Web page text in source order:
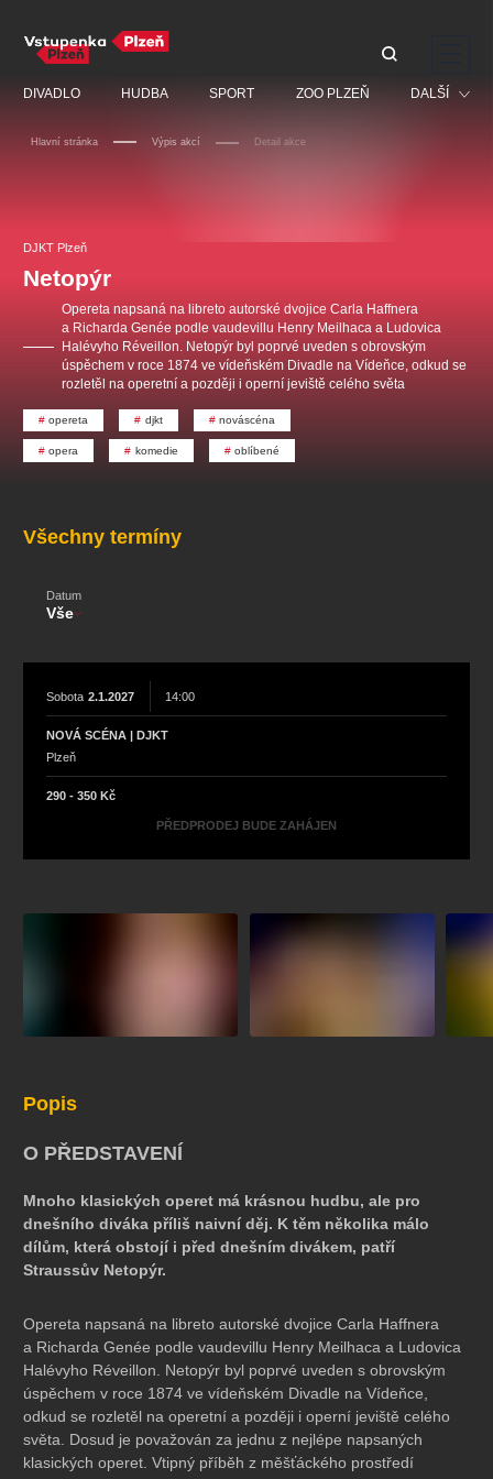
DIVADLO HUDBA SPORT ZOO PLZEŇ DALŠÍ
Pro děti
Kino
Hlavní stránka Výpis akcí Detail akce
DJKT Plzeň
Netopýr
Opereta napsaná na libreto autorské dvojice Carla Haffnera
a Richarda Genée podle vaudevillu Henry Meilhaca a Ludovica
Halévyho Réveillon. Netopýr byl poprvé uveden s obrovským
úspěchem v roce 1874 ve vídeňském Divadle na Vídeňce, odkud se
rozletěl na operetní a později i operní jeviště celého světa
opereta djkt nováscéna
opera komedie oblíbené
Všechny termíny
Datum
Vše
Sobota 2.1.2027 14:00
NOVÁ SCÉNA | DJKT
Plzeň
290 - 350 Kč
PŘEDPRODEJ BUDE ZAHÁJEN
Popis
O PŘEDSTAVENÍ
Mnoho klasických operet má krásnou hudbu, ale pro
dnešního diváka příliš naivní děj. K těm několika málo
dílům, která obstojí i před dnešním divákem, patří
Straussův Netopýr.
Opereta napsaná na libreto autorské dvojice Carla Haffnera
a Richarda Genée podle vaudevillu Henry Meilhaca a Ludovica
Halévyho Réveillon. Netopýr byl poprvé uveden s obrovským
úspěchem v roce 1874 ve vídeňském Divadle na Vídeňce,
odkud se rozletěl na operetní a později i operní jeviště celého
světa. Dosud je považován za jednu z nejlépe napsaných
klasických operet. Vtipný příběh z měšťáckého prostředí
Doporučujeme
JARO EVENT s.r.o.
REBEL WITH THE BLUE
Open Air
Ostatní hledají
Nejnavštěvovanější
doporučujeme premiéra komedie
djkt skupovaplzeň2026